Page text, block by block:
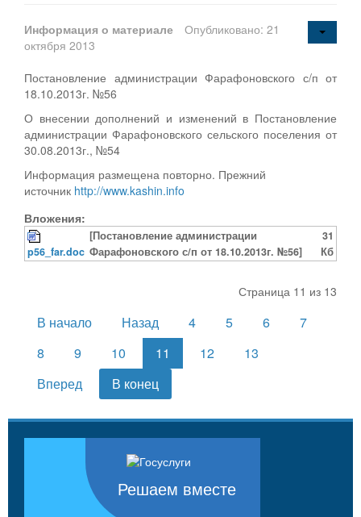
Информация о материале
Опубликовано: 21
октября 2013
Постановление администрации Фарафоновского с/п от
18.10.2013г. №56
О внесении дополнений и изменений в Постановление
администрации Фарафоновского сельского поселения от
30.08.2013г., №54
Информация размещена повторно. Прежний
источник http://www.kashin.info
Вложения:
p56_far.doc
[Постановление администрации
Фарафоновского с/п от 18.10.2013г. №56]
31
Кб
Страница 11 из 13
В начало Назад 4 5 6
7
8
9 10 11 12
13
Вперед
В конец
Решаем вместе